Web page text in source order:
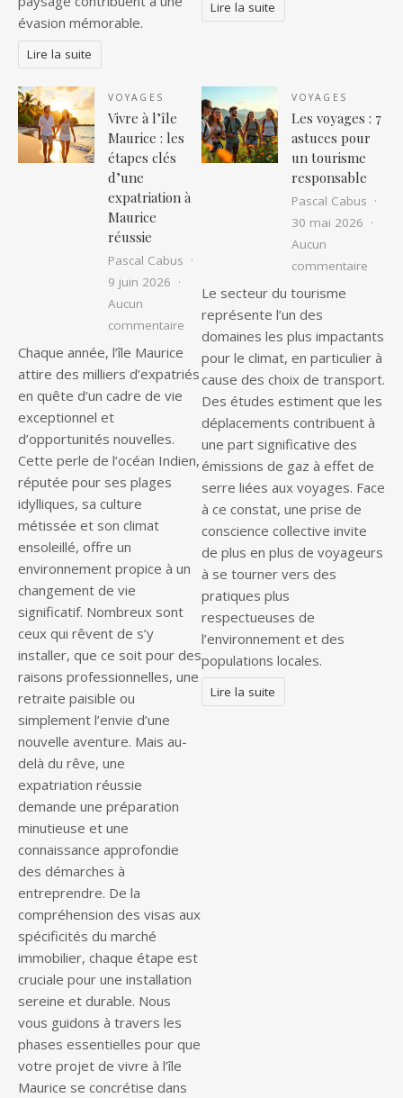
évasion mémorable.
Lire la suite
Lire la suite
VOYAGES
Vivre à l’île
Maurice : les
étapes clés
d’une
expatriation à
Maurice
réussie
Pascal Cabus
9 juin 2026
Aucun
commentaire sur Vivre à l’île Maurice : les étapes
Chaque année, l’île Maurice
attire des milliers d’expatriés
en quête d’un cadre de vie
exceptionnel et
d’opportunités nouvelles.
Cette perle de l’océan Indien,
réputée pour ses plages
idylliques, sa culture
métissée et son climat
ensoleillé, offre un
environnement propice à un
changement de vie
significatif. Nombreux sont
ceux qui rêvent de s’y
installer, que ce soit pour des
raisons professionnelles, une
retraite paisible ou
simplement l’envie d’une
nouvelle aventure. Mais au-
delà du rêve, une
expatriation réussie
demande une préparation
minutieuse et une
connaissance approfondie
des démarches à
entreprendre. De la
compréhension des visas aux
spécificités du marché
immobilier, chaque étape est
cruciale pour une installation
sereine et durable. Nous
vous guidons à travers les
phases essentielles pour que
votre projet de vivre à l’île
Maurice se concrétise dans
VOYAGES
Les voyages : 7
astuces pour
un tourisme
responsable
Pascal Cabus
30 mai 2026
Aucun
commentaire
Le secteur du tourisme
représente l’un des
domaines les plus impactants
pour le climat, en particulier à
cause des choix de transport.
Des études estiment que les
déplacements contribuent à
une part significative des
émissions de gaz à effet de
serre liées aux voyages. Face
à ce constat, une prise de
conscience collective invite
de plus en plus de voyageurs
à se tourner vers des
pratiques plus
respectueuses de
l’environnement et des
populations locales.
Lire la suite